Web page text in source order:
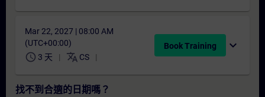
Mar 22, 2027 | 08:00 AM
(UTC+00:00)
schedule 3 天 translate CS
Book Training expand_more
找不到合適的日期嗎？